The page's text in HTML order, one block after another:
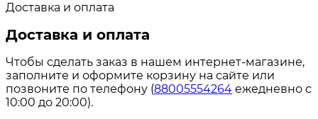
Доставка и оплата
Доставка и оплата
Чтобы сделать заказ в нашем интернет-магазине,
заполните и оформите корзину на сайте или
позвоните по телефону (88005554264 ежедневно с
10:00 до 20:00).